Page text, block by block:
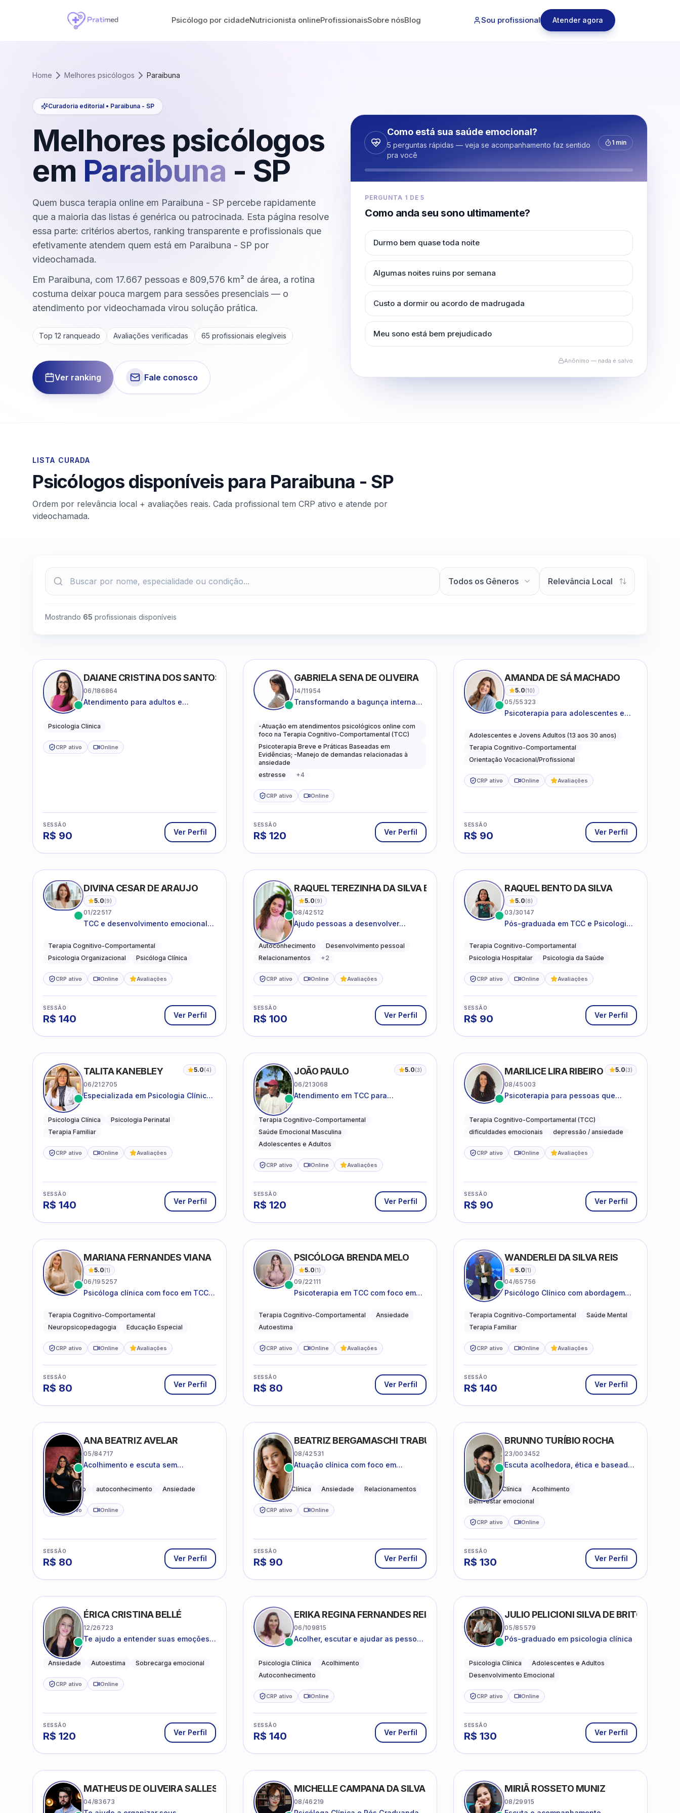
Psicólogo por cidadeNutricionista onlineProfissionaisSobre nósBlog Sou profissional Atender agora
Home Melhores psicólogos Paraibuna
Curadoria editorial • Paraibuna - SP
Melhores psicólogos
em Paraibuna - SP
Quem busca terapia online em Paraibuna - SP percebe rapidamente
que a maioria das listas é genérica ou patrocinada. Esta página resolve
essa parte: critérios abertos, ranking transparente e profissionais que
efetivamente atendem quem está em Paraibuna - SP por
videochamada.
Em Paraibuna, com 17.667 pessoas e 809,576 km² de área, a rotina
costuma deixar pouca margem para sessões presenciais — o
atendimento por videochamada virou solução prática.
Top 12 ranqueado Avaliações verificadas 65 profissionais elegíveis
Ver ranking Fale conosco
Como está sua saúde emocional?
5 perguntas rápidas — veja se acompanhamento faz sentido
pra você
1 min
PERGUNTA 1 DE5
Como anda seu sono ultimamente?
Durmo bem quase toda noite
Algumas noites ruins por semana
Custo a dormir ou acordo de madrugada
Meu sono está bem prejudicado
Anônimo — nada é salvo
LISTA CURADA
Psicólogos disponíveis para Paraibuna - SP
Ordem por relevância local + avaliações reais. Cada profissional tem CRP ativo e atende por
videochamada.
Mostrando 65 profissionais disponíveis
DAIANE CRISTINA DOS SANTOS
06/186864
Atendimento para adultos e
Psicologia Clinica
CRP ativo Online
SESSÃO
R$ 90 Ver Perfil
GABRIELA SENA DE OLIVEIRA
14/11954
Transformando a bagunça interna
leveza e caminhos mais gentis para
se viver.
-Atuação em atendimentos psicológicos online com
foco na Terapia Cognitivo-Comportamental (TCC)
Psicoterapia Breve e Práticas Baseadas em
Evidências; -Manejo de demandas relacionadas à
ansiedade
estresse
+4
CRP ativo Online
SESSÃO
R$ 120 Ver Perfil
AMANDA DE SÁ MACHADO
5.0(10)
05/55323
Psicoterapia para adolescentes e
ansiedade, autoestima, relações e
orientação profissional
Adolescentes e Jovens Adultos (13 aos 30 anos)
Terapia Cognitivo-Comportamental
Orientação Vocacional/Profissional
CRP ativo Online Avaliações
SESSÃO
R$ 90 Ver Perfil
DIVINA CESAR DE ARAUJO
5.0(9)
01/22517
TCC e desenvolvimento emocional
Terapia Cognitivo-Comportamental
Psicologia Organizacional
Psicóloga Clínica
CRP ativo Online Avaliações
SESSÃO
R$ 140 Ver Perfil
RAQUEL TEREZINHA DA SILVA BIONDI
5.0(9)
08/42512
Ajudo pessoas a desenvolver
saudáveis
Autoconhecimento
Desenvolvimento pessoal
Relacionamentos
+2
CRP ativo Online Avaliações
SESSÃO
R$ 100 Ver Perfil
RAQUEL BENTO DA SILVA
5.0(8)
03/30147
Pós-graduada em TCC e Psicologia
Terapia Cognitivo-Comportamental
Psicologia Hospitalar
Psicologia da Saúde
CRP ativo Online Avaliações
SESSÃO
R$ 90 Ver Perfil
TALITA KANEBLEY 5.0(4)
06/212705
Especializada em Psicologia Clínica
adultos e famílias
Psicologia Clínica
Psicologia Perinatal
Terapia Familiar
CRP ativo Online Avaliações
SESSÃO
R$ 140 Ver Perfil
JOÃO PAULO 5.0(3)
06/213068
Atendimento em TCC para
desenvolvimento de autonomia
emocional
Terapia Cognitivo-Comportamental
Saúde Emocional Masculina
Adolescentes e Adultos
CRP ativo Online Avaliações
SESSÃO
R$ 120 Ver Perfil
MARILICE LIRA RIBEIRO 5.0(3)
08/45003
Psicoterapia para pessoas que
lidar com as dificuldades do dia a
dia
Terapia Cognitivo-Comportamental (TCC)
dificuldades emocionais
depressão / ansiedade
CRP ativo Online Avaliações
SESSÃO
R$ 90 Ver Perfil
MARIANA FERNANDES VIANA
5.0(1)
06/195257
Psicóloga clínica com foco em TCC,
acompanhamento do
neurodesenvolvimento.
Terapia Cognitivo-Comportamental
Neuropsicopedagogia
Educação Especial
CRP ativo Online Avaliações
SESSÃO
R$ 80 Ver Perfil
PSICÓLOGA BRENDA MELO
5.0(1)
09/22111
Psicoterapia em TCC com foco em
práticas para o cotidiano
Terapia Cognitivo-Comportamental
Ansiedade
Autoestima
CRP ativo Online Avaliações
SESSÃO
R$ 80 Ver Perfil
WANDERLEI DA SILVA REIS
5.0(1)
04/65756
Psicólogo Clínico com abordagem
e terapia sistêmica
Terapia Cognitivo-Comportamental
Saúde Mental
Terapia Familiar
CRP ativo Online Avaliações
SESSÃO
R$ 140 Ver Perfil
ANA BEATRIZ AVELAR
05/84717
Acolhimento e escuta sem
Acolhimento autoconhecimento Ansiedade
CRP ativo Online
SESSÃO
R$ 80 Ver Perfil
BEATRIZ BERGAMASCHI TRABUCO
08/42531
Atuação clínica com foco em
e transições de vida
Psicologia Clínica Ansiedade Relacionamentos
CRP ativo Online
SESSÃO
R$ 90 Ver Perfil
BRUNNO TURÍBIO ROCHA
23/003452
Escuta acolhedora, ética e baseada
Psicologia Clínica
Acolhimento
Bem-estar emocional
CRP ativo Online
SESSÃO
R$ 130 Ver Perfil
ÉRICA CRISTINA BELLÉ
12/26723
Te ajudo a entender suas emoções e
lidar com o que você está vivendo
Ansiedade Autoestima Sobrecarga emocional
CRP ativo Online
SESSÃO
R$ 120 Ver Perfil
ERIKA REGINA FERNANDES REIS FRIAS
06/109815
Acolher, escutar e ajudar as pessoas
Psicologia Clínica
Acolhimento
Autoconhecimento
CRP ativo Online
SESSÃO
R$ 140 Ver Perfil
JULIO PELICIONI SILVA DE BRITO
05/85579
Pós-graduado em psicologia clínica
Psicologia Clínica
Adolescentes e Adultos
Desenvolvimento Emocional
CRP ativo Online
SESSÃO
R$ 130 Ver Perfil
MATHEUS DE OLIVEIRA SALLES
04/83673
MICHELLE CAMPANA DA SILVA
08/46219
MIRIÃ ROSSETO MUNIZ
08/29915